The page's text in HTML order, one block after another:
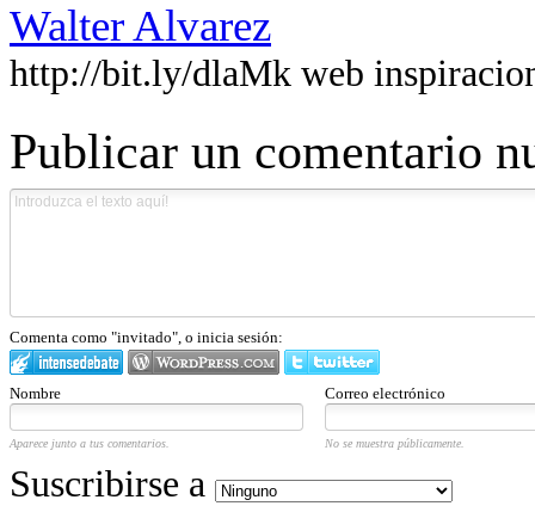
Walter Alvarez
http://bit.ly/dlaMk web
Publicar un comentario
Comenta como "invitado", o inicia sesión:
Nombre Correo electrónico
Aparece junto a tus comentarios. No se muestra públicamente.
Suscribirse a